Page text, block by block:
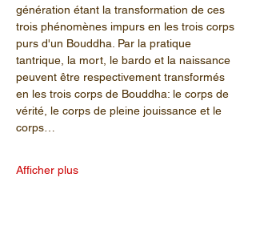
génération étant la transformation de ces
trois phénomènes impurs en les trois corps
purs d'un Bouddha. Par la pratique
tantrique, la mort, le bardo et la naissance
peuvent être respectivement transformés
en les trois corps de Bouddha: le corps de
vérité, le corps de pleine jouissance et le
corps…
Afficher plus